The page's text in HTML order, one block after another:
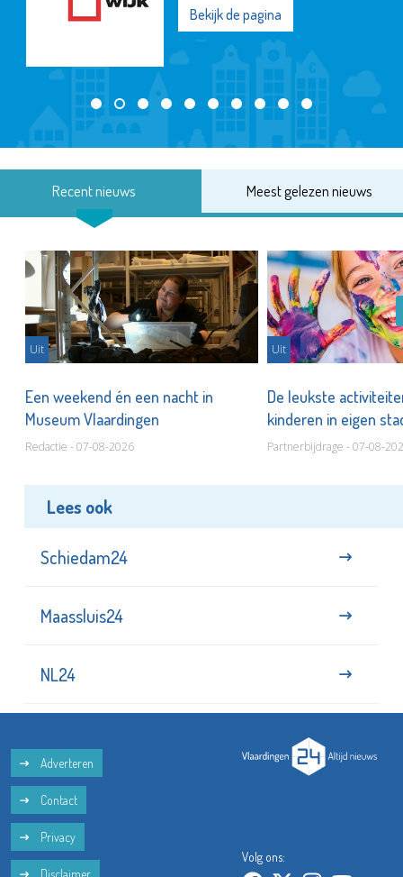
Bekijk de pagina
Recent nieuws Meest gelezen nieuws
Uit
Een weekend én een nacht in
Museum Vlaardingen
Redactie - 07-08-2026
Uit
De leukste
kinderen in eigen
Partnerbijdrage - 07-08-
Lees ook
Schiedam24
Maassluis24
NL24
Adverteren
Contact
Privacy
Volg ons: